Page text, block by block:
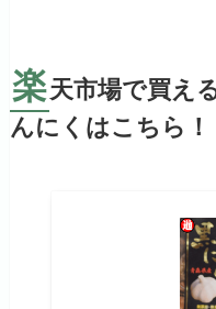
楽天市場で買え
んにくはこちら！